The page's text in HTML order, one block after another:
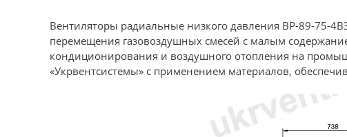
Вентиляторы радиальные низкого давления ВР-89-75-
перемещения газовоздушных смесей с малым
кондиционирования и воздушного отопления на
«Укрвентсистемы» с применением материалов,